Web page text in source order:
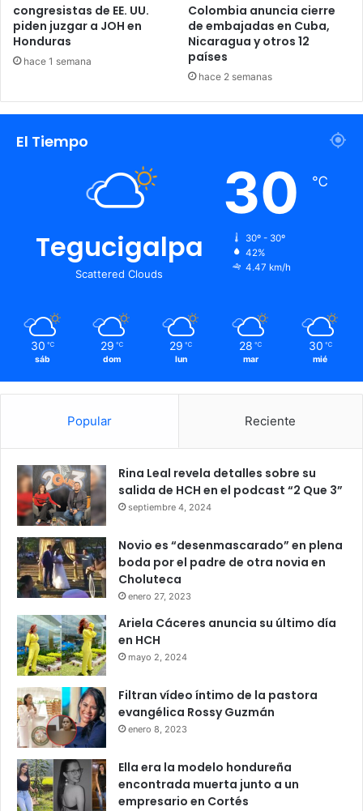
congresistas de EE. UU.
piden juzgar a JOH en
Honduras
hace 1 semana
Colombia anuncia cierre
de embajadas en Cuba,
Nicaragua y otros 12
países
hace 2 semanas
El Tiempo
Tegucigalpa
Scattered Clouds
30 ℃
30º - 30º
42%
4.47 km/h
30 ℃
sáb
29 ℃
dom
29 ℃
lun
28 ℃
mar
30 ℃
mié
Popular Reciente
Rina Leal revela detalles sobre su
salida de HCH en el podcast “2 Que 3”
septiembre 4, 2024
Novio es “desenmascarado” en plena
boda por el padre de otra novia en
Choluteca
enero 27, 2023
Ariela Cáceres anuncia su último día
en HCH
mayo 2, 2024
Filtran vídeo íntimo de la pastora
evangélica Rossy Guzmán
enero 8, 2023
Ella era la modelo hondureña
encontrada muerta junto a un
empresario en Cortés